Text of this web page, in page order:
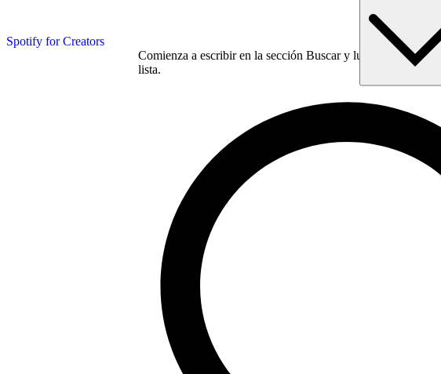
Spotify for Creators
Comienza a escribir en la sección Buscar y luego usa la
lista.